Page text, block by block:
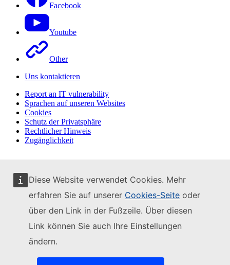
Diese Website verwendet Cookies. Mehr
erfahren Sie auf unserer Cookies-Seite oder
über den Link in der Fußzeile. Über diesen
Link können Sie auch Ihre Einstellungen
ändern.
Facebook
Youtube
Other
Uns kontaktieren
Report an IT vulnerability
Sprachen auf unseren Websites
Cookies
Schutz der Privatsphäre
Rechtlicher Hinweis
Zugänglichkeit